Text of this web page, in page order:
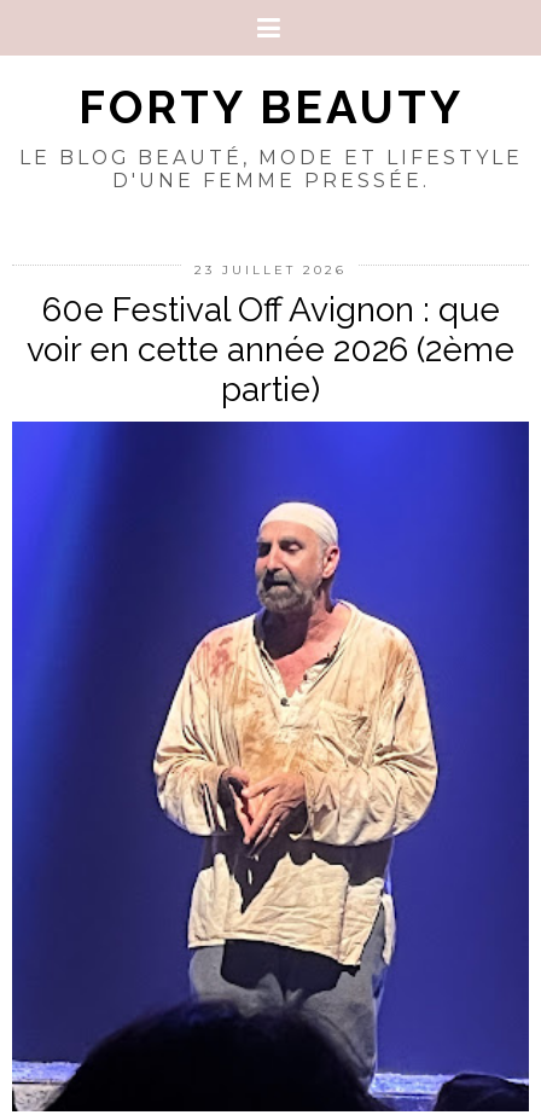
FORTY BEAUTY
LE BLOG BEAUTÉ, MODE ET LIFESTYLE
D'UNE FEMME PRESSÉE.
23 JUILLET 2026
60e Festival Off Avignon : que
voir en cette année 2026 (2ème
partie)